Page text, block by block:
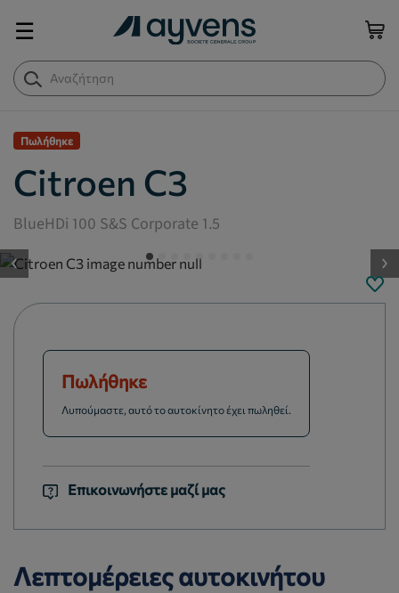
☰
Πωλήθηκε
Citroen C3
BlueHDi 100 S&S Corporate 1.5
button.previous
Πωλήθηκε
Λυπούμαστε, αυτό το αυτοκίνητο έχει πωληθεί.
Επικοινωνήστε μαζί μας
Λεπτομέρειες αυτοκινήτου